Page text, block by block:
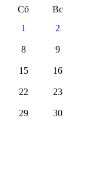
Сб
Вс
1
2
8 9
15 16
22 23
29 30